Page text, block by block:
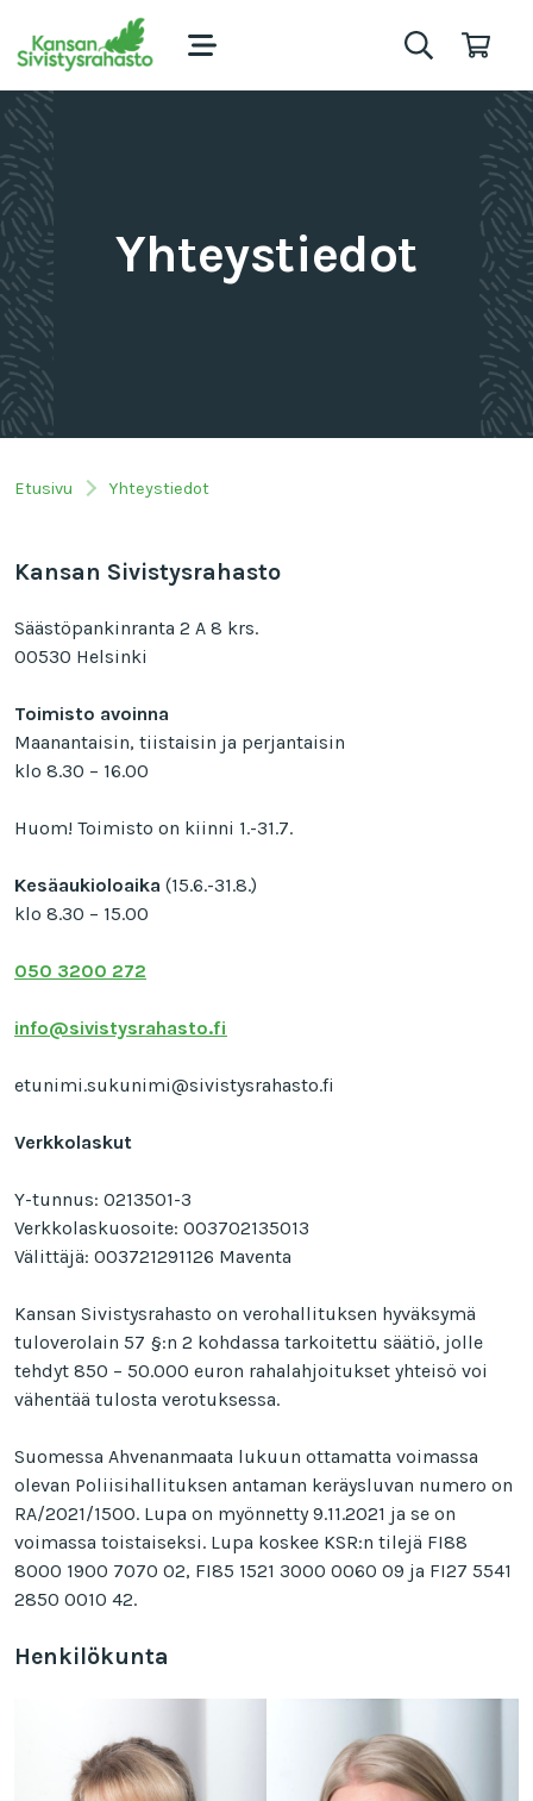
Yhteystiedot
Etusivu Yhteystiedot
Kansan Sivistysrahasto
Säästöpankinranta 2 A 8 krs.
00530 Helsinki
Toimisto avoinna
Maanantaisin, tiistaisin ja perjantaisin
klo 8.30 – 16.00
Huom! Toimisto on kiinni 1.-31.7.
Kesäaukioloaika (15.6.-31.8.)
klo 8.30 – 15.00
050 3200 272
info@sivistysrahasto.fi
etunimi.sukunimi@sivistysrahasto.fi
Verkkolaskut
Y-tunnus: 0213501-3
Verkkolaskuosoite: 003702135013
Välittäjä: 003721291126 Maventa
Kansan Sivistysrahasto on verohallituksen hyväksymä
tuloverolain 57 §:n 2 kohdassa tarkoitettu säätiö, jolle
tehdyt 850 – 50.000 euron rahalahjoitukset yhteisö voi
vähentää tulosta verotuksessa.
Suomessa Ahvenanmaata lukuun ottamatta voimassa
olevan Poliisihallituksen antaman keräysluvan numero on
RA/2021/1500. Lupa on myönnetty 9.11.2021 ja se on
voimassa toistaiseksi. Lupa koskee KSR:n tilejä FI88
8000 1900 7070 02, FI85 1521 3000 0060 09 ja FI27 5541
2850 0010 42.
Henkilökunta